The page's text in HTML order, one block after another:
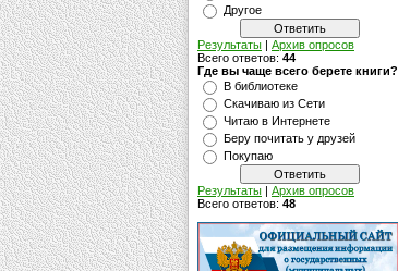
Другое
Результаты | Архив опросов
Всего ответов: 44
Где вы чаще всего берете книги?
В библиотеке
Скачиваю из Сети
Читаю в Интернете
Беру почитать у друзей
Покупаю
Результаты | Архив опросов
Всего ответов: 48